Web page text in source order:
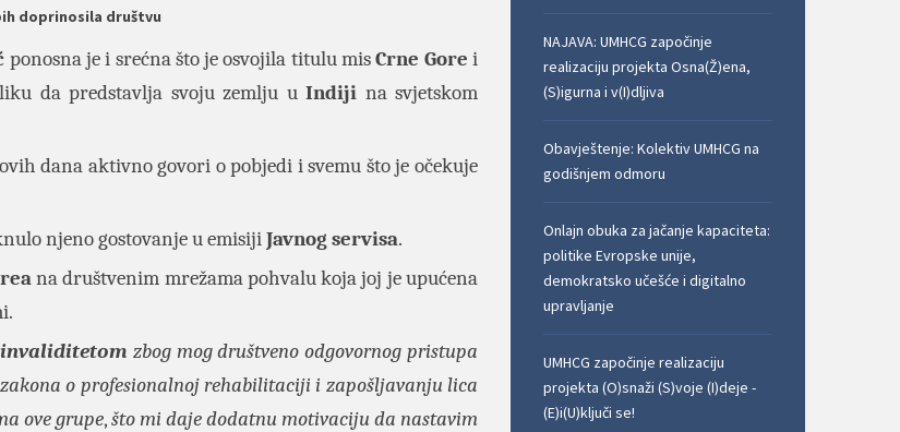
doprinosila društvu
ponosna je i srećna što je osvojila titulu misCrne Gore i
da predstavlja svoju zemlju uIndiji na svjetskom
ovih dana aktivno govori o pobjedi i svemu što je očekuje
njeno gostovanje u emisijiJavnog servisa.
na društvenim mrežama pohvalu koja joj je upućena
invaliditetom zbog mog društveno odgovornog pristupa
o profesionalnoj rehabilitaciji i zapošljavanju lica
ove grupe,što mi daje dodatnu motivaciju da nastavim
NAJAVA: UMHCG započinje
realizaciju projekta Osna(Ž)ena,
(S)igurna i v(I)dljiva
Obavještenje: Kolektiv UMHCG na
godišnjem odmoru
Onlajn obuka za jačanje kapaciteta:
politike Evropske unije,
demokratsko učešće i digitalno
upravljanje
UMHCG započinje realizaciju
projekta (O)snaži (S)voje (I)deje -
(E)i(U)ključi se!